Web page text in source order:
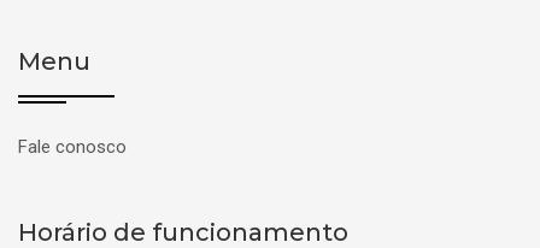
Menu
Fale conosco
Horário de funcionamento